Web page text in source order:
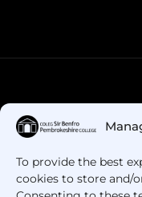
To provide the best
cookies to store and/